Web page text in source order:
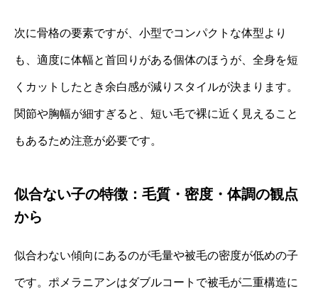
次に骨格の要素ですが、小型でコンパクトな体型より
も、適度に体幅と首回りがある個体のほうが、全身を短
くカットしたとき余白感が減りスタイルが決まります。
関節や胸幅が細すぎると、短い毛で裸に近く見えること
もあるため注意が必要です。
似合ない子の特徴：毛質・密度・体調の観点
から
似合わない傾向にあるのが毛量や被毛の密度が低めの子
です。ポメラニアンはダブルコートで被毛が二重構造に